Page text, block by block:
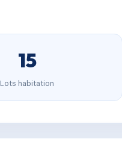
15
Lots habitation